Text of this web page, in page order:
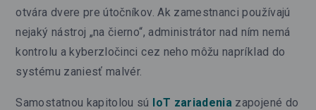
otvára dvere pre útočníkov. Ak zamestnanci používajú
nejaký nástroj „na čierno“, administrátor nad ním nemá
kontrolu a kyberzločinci cez neho môžu napríklad do
systému zaniesť malvér.
Samostatnou kapitolou sú IoT zariadenia zapojené do